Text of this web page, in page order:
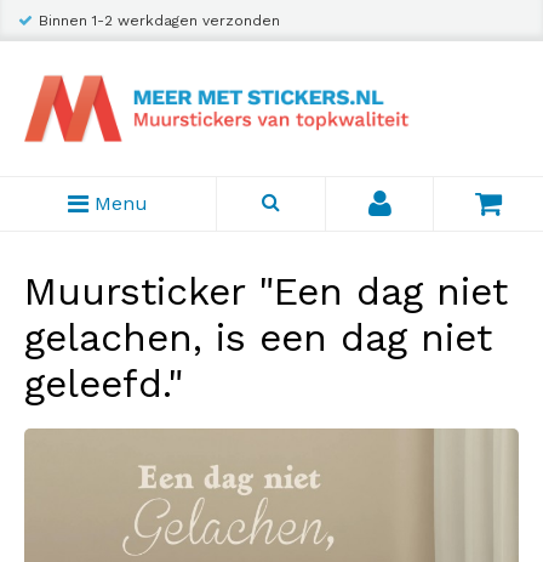
Binnen 1-2 werkdagen verzonden
Menu
Muursticker "Een dag niet
gelachen, is een dag niet
geleefd."